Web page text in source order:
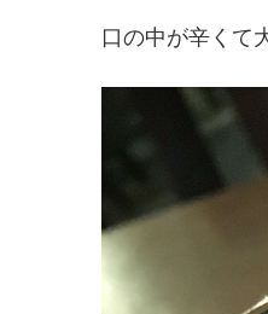
口の中が辛くて